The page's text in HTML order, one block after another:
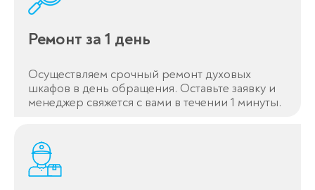
Ремонт за 1 день
Осуществляем срочный ремонт духовых
шкафов в день обращения. Оставьте заявку и
менеджер свяжется с вами в течении 1 минуты.